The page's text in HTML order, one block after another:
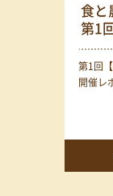
食と
第1回
第1回
開催レ